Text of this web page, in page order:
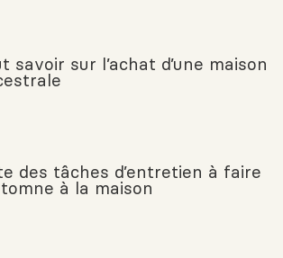
savoir sur l’achat d’une maison
des tâches d’entretien à faire
à la maison